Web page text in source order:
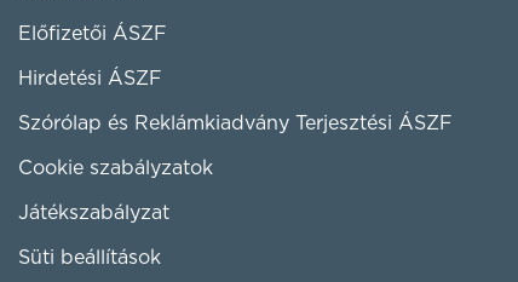
Előfizetői ÁSZF
Hirdetési ÁSZF
Szórólap és Reklámkiadvány Terjesztési ÁSZF
Cookie szabályzatok
Játékszabályzat
Süti beállítások